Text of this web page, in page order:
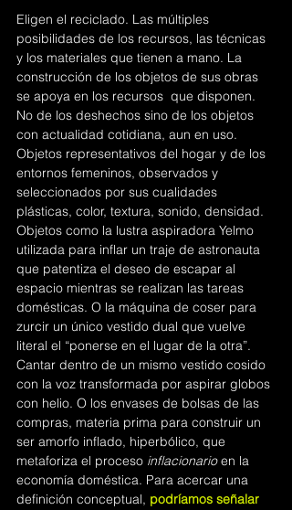
Eligen el reciclado. Las múltiples
posibilidades de los recursos, las técnicas
y los materiales que tienen a mano. La
construcción de los objetos de sus obras
se apoya en los recursos  que disponen.
No de los deshechos sino de los objetos
con actualidad cotidiana, aun en uso.
Objetos representativos del hogar y de los
entornos femeninos, observados y
seleccionados por sus cualidades
plásticas, color, textura, sonido, densidad.
Objetos como la lustra aspiradora Yelmo
utilizada para inflar un traje de astronauta
que patentiza el deseo de escapar al
espacio mientras se realizan las tareas
domésticas. O la máquina de coser para
zurcir un único vestido dual que vuelve
literal el “ponerse en el lugar de la otra”.
Cantar dentro de un mismo vestido cosido
con la voz transformada por aspirar globos
con helio. O los envases de bolsas de las
compras, materia prima para construir un
ser amorfo inflado, hiperbólico, que
metaforiza el proceso inflacionario en la
economía doméstica. Para acercar una
definición conceptual, podríamos señalar